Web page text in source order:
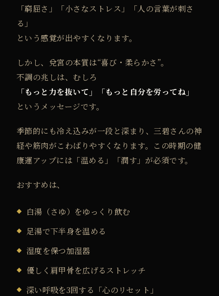
「窮屈さ」「小さなストレス」「人の言葉が刺さ
る」
という感覚が出やすくなります。
しかし、兌宮の本質は“喜び・柔らかさ”。
不調の兆しは、むしろ
「もっと力を抜いて」「もっと自分を労ってね」
というメッセージです。
季節的にも冷え込みが一段と深まり、三碧さんの神
経や筋肉がこわばりやすくなります。
この時期の健
康運アップには「温める」「潤す」が必須です。
おすすめは、
白湯（さゆ）をゆっくり飲む
足湯で下半身を温める
湿度を保つ加湿器
優しく肩甲骨を広げるストレッチ
深い呼吸を3回する「心のリセット」